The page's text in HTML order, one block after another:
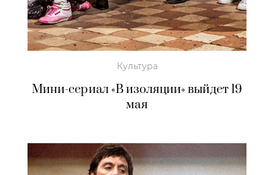
Культура
Мини-сериал «В изоляции» выйдет 19
мая